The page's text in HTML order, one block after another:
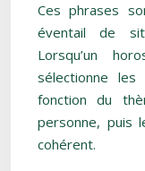
Ces phrases
éventail de
Lorsqu’un
sélectionne
fonction du
personne, puis
cohérent.